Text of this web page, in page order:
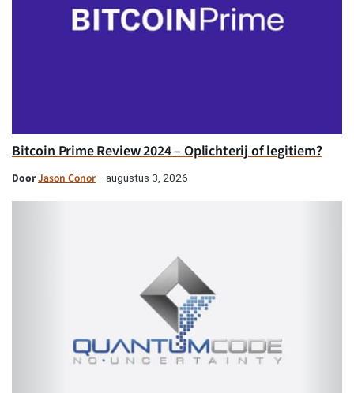
Bitcoin Prime Review 2024 – Oplichterij of legitiem?
DoorJason Conor augustus 3, 2026